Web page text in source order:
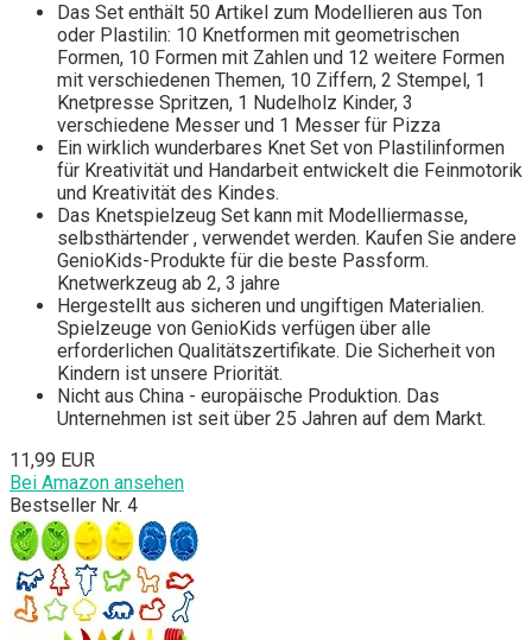
Das Set enthält 50 Artikel zum Modellieren aus Ton
oder Plastilin: 10 Knetformen mit geometrischen
Formen, 10 Formen mit Zahlen und 12 weitere Formen
mit verschiedenen Themen, 10 Ziffern, 2 Stempel, 1
Knetpresse Spritzen, 1 Nudelholz Kinder, 3
verschiedene Messer und 1 Messer für Pizza
Ein wirklich wunderbares Knet Set von Plastilinformen
für Kreativität und Handarbeit entwickelt die Feinmotorik
und Kreativität des Kindes.
Das Knetspielzeug Set kann mit Modelliermasse,
selbsthärtender , verwendet werden. Kaufen Sie andere
GenioKids-Produkte für die beste Passform.
Knetwerkzeug ab 2, 3 jahre
Hergestellt aus sicheren und ungiftigen Materialien.
Spielzeuge von GenioKids verfügen über alle
erforderlichen Qualitätszertifikate. Die Sicherheit von
Kindern ist unsere Priorität.
Nicht aus China - europäische Produktion. Das
Unternehmen ist seit über 25 Jahren auf dem Markt.
11,99 EUR
Bei Amazon ansehen
Bestseller Nr. 4